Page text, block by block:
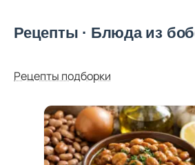
Рецепты · Блюда из
Рецепты подборки